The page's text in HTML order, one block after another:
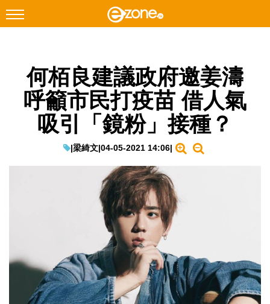
Facebook Instagram
科技焦點
教學評測
Enterprise Digital Transformation
何栢良建議政府邀姜濤
呼籲市民打疫苗 借人氣
吸引「鏡粉」接種？
|梁綺文|04-05-2021 14:06|